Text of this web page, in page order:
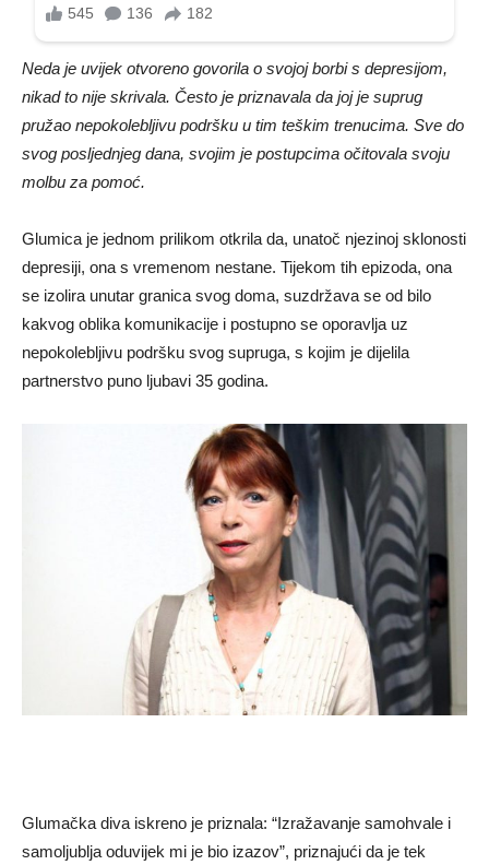
Neda je uvijek otvoreno govorila o svojoj borbi s depresijom,
nikad to nije skrivala. Često je priznavala da joj je suprug
pružao nepokolebljivu podršku u tim teškim trenucima. Sve do
svog posljednjeg dana, svojim je postupcima očitovala svoju
molbu za pomoć.
Glumica je jednom prilikom otkrila da, unatoč njezinoj sklonosti
depresiji, ona s vremenom nestane. Tijekom tih epizoda, ona
se izolira unutar granica svog doma, suzdržava se od bilo
kakvog oblika komunikacije i postupno se oporavlja uz
nepokolebljivu podršku svog supruga, s kojim je dijelila
partnerstvo puno ljubavi 35 godina.
Glumačka diva iskreno je priznala: “Izražavanje samohvale i
samoljublja oduvijek mi je bio izazov”, priznajući da je tek